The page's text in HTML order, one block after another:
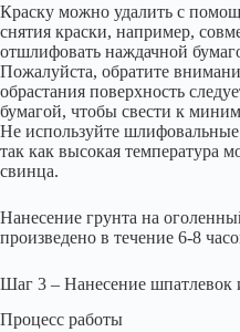
Краску можно удалить с
снятия краски, например,
отшлифовать наждачной
Пожалуйста, обратите
обрастания поверхность
бумагой, чтобы свести к
Не используйте
так как высокая температура
свинца.
Нанесение грунта на
произведено в течение 6-8
Шаг 3 – Нанесение шпатлевок
Процесс работы